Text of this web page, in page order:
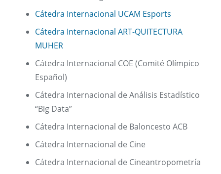
Cátedra Internacional UCAM Esports
Cátedra Internacional ART-QUITECTURA
MUHER
Cátedra Internacional COE (Comité Olímpico
Español)
Cátedra Internacional de Análisis Estadístico
“Big Data”
Cátedra Internacional de Baloncesto ACB
Cátedra Internacional de Cine
Cátedra Internacional de Cineantropometría